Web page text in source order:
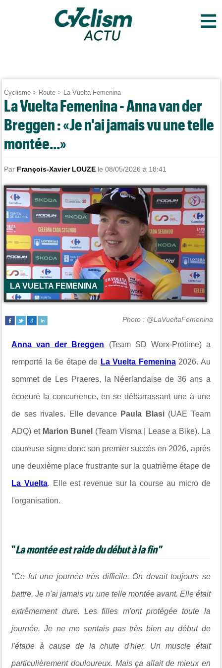
≡
Cyclisme > Route > La Vuelta Femenina
La Vuelta Femenina - Anna van der
Breggen : «Je n'ai jamais vu une telle
montée...»
Par François-Xavier LOUZE le 08/05/2026 à 18:41
LA VUELTA FEMENINA
Photo : @LaVueltaFemenina
Anna van der Breggen (Team SD Worx-Protime) a
remporté la 6e étape de La Vuelta Femenina2026. Au
sommet de Les Praeres, la Néerlandaise de 36 ans a
écoeuré la concurrence, en se débarrassant une à une
de ses rivales. Elle devance Paula Blasi (UAE Team
ADQ) et Marion Bunel (Team Visma | Lease a Bike). La
coureuse signe donc son premier succès en 2026, après
une deuxième place frustrante sur la quatrième étape de
La Vuelta. Elle est revenue sur la course au micro de
l'organisation.
"La montée est raide du début à la fin"
"Ce fut une journée très difficile. On devait toujours se
battre. Je n'ai jamais vu une telle montée avant. Elle était
extrêmement dure. Les filles m'ont protégée toute la
journée. Je ne me sentais pas très bien au début de
l'étape à cause de la chute d'hier. Un muscle était
particulièrement douloureux. Mais ça allait de mieux en